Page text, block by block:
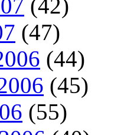
(42)
(47)
(44)
(45)
(55)